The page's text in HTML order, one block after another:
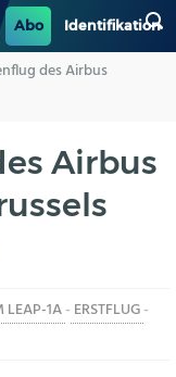
Abo Identifikation
des Airbus
Airbus
LEAP-1A- ERSTFLUG-